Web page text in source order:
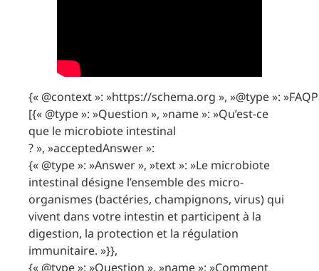
{« @context »: »https://schema.org », »@type »:
[{« @type »: »Question », »name »: »Qu’est-ce
que le microbiote intestinal
? », »acceptedAnswer »:
{« @type »: »Answer », »text »: »Le microbiote
intestinal désigne l’ensemble des micro-
organismes (bactéries, champignons, virus) qui
vivent dans votre intestin et participent à la
digestion, la protection et la régulation
immunitaire. »}},
{« @type »: »Question », »name »: »Comment